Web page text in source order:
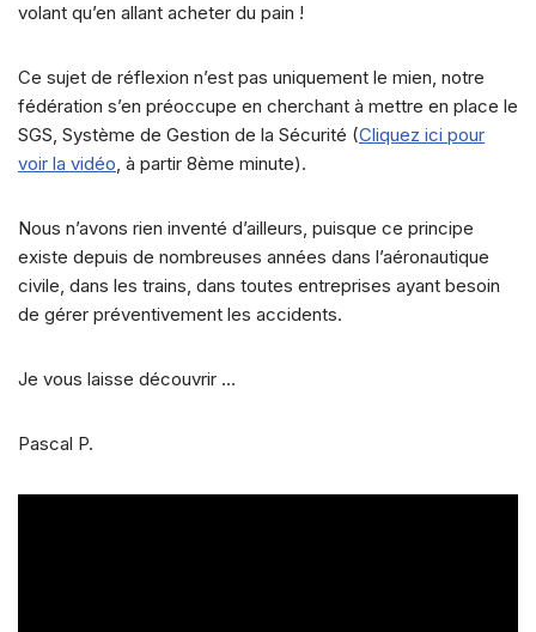
volant qu’en allant acheter du pain !
Ce sujet de réflexion n’est pas uniquement le mien, notre
fédération s’en préoccupe en cherchant à mettre en place le
SGS, Système de Gestion de la Sécurité (Cliquez ici pour
voir la vidéo, à partir 8ème minute).
Nous n’avons rien inventé d’ailleurs, puisque ce principe
existe depuis de nombreuses années dans l’aéronautique
civile, dans les trains, dans toutes entreprises ayant besoin
de gérer préventivement les accidents.
Je vous laisse découvrir …
Pascal P.